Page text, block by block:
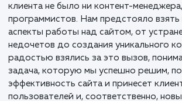
В мае 2022 года нашей командой
который на первый взгляд казался
krepeg-import.ru,
крепежа, был разработан
изначально имел базовую
дальнейшее погружение в детали
SEO-анализ показали нам целый